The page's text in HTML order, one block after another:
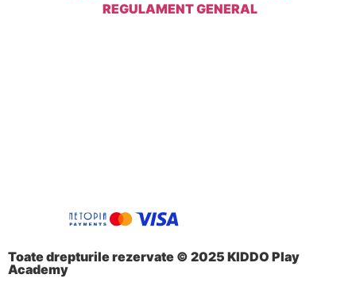
REGULAMENT GENERAL
Toate drepturile rezervate © 2025 KIDDO Play
Academy